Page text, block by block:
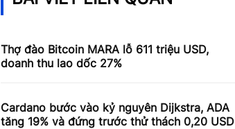
Thợ đào Bitcoin MARA lỗ 611 triệu USD,
doanh thu lao dốc 27%
Cardano bước vào kỷ nguyên Dijkstra, ADA
tăng 19% và đứng trước thử thách 0,20 USD